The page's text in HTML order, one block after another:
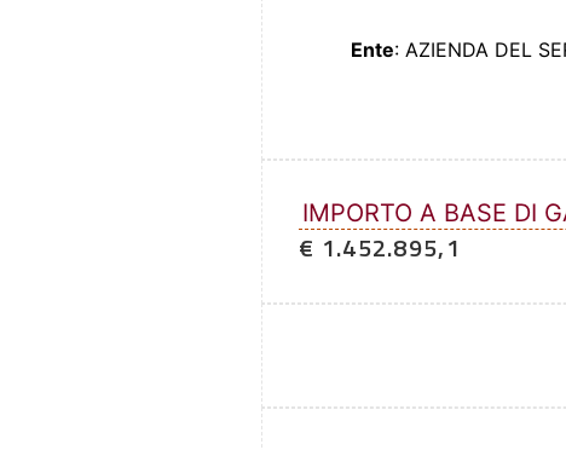
Ente: AZIENDA DEL
IMPORTO A BASE DI
€ 1.452.895,1